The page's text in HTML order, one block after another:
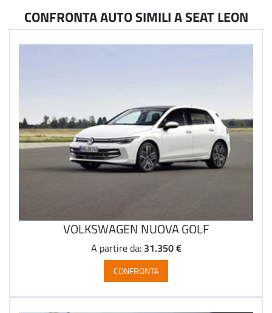
CONFRONTA AUTO SIMILI A SEAT LEON
VOLKSWAGEN NUOVA GOLF
A partire da: 31.350 €
CONFRONTA